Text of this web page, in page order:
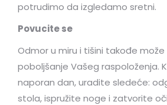
potrudimo da izgledamo sretni.
Povucite se
Odmor u miru i tišini takođe
poboljšanje Vašeg raspoloženja.
naporan dan, uradite sledeće:
stola, ispružite noge i zatvorite